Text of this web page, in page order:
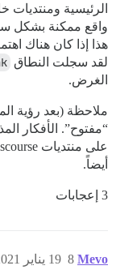
الرئيسية ومنتديات
واقع ممكنة بشكل
هذا إذا كان هناك
لقد سجلت النطاق
الغرض.
“مفتوح”. الأفكار
أيضاً.
3 إعجابات
Mevo 19 يناير 2021، 2:28م 8